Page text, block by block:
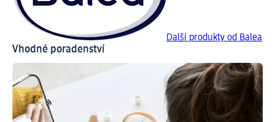
Další produkty od Balea
Vhodné poradenství